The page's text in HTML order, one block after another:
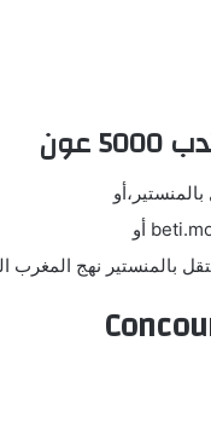
نهج المغرب العربي 5000